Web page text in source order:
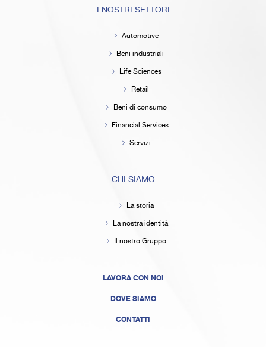
I NOSTRI SETTORI
Automotive
Beni industriali
Life Sciences
Retail
Beni di consumo
Financial Services
Servizi
CHI SIAMO
La storia
La nostra identità
Il nostro Gruppo
LAVORA CON NOI
DOVE SIAMO
CONTATTI